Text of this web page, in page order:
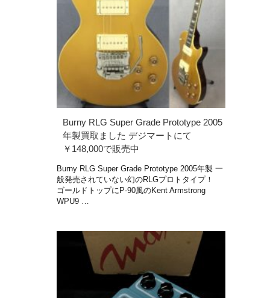
Burny RLG Super Grade Prototype 2005
年製買取ました デジマートにて
￥148,000で販売中
Burny RLG Super Grade Prototype 2005年製 一
般発売されていない幻のRLGプロトタイプ！
ゴールドトップにP-90風のKent Armstrong
WPU9 …